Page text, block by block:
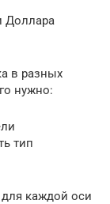
Доллара
в разных
нужно:
тип
каждой оси